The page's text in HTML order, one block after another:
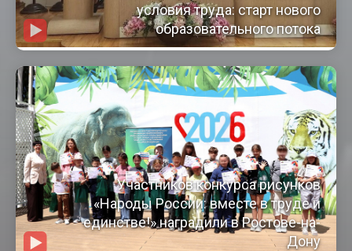
условия труда: старт нового
образовательного потока
Участников конкурса рисунков
«Народы России: вместе в труде и
единстве!» наградили в Ростове-на-
Дону